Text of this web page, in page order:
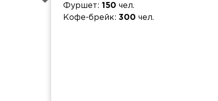
Фуршет
150 чел.
Кофе-брейк
300 чел.